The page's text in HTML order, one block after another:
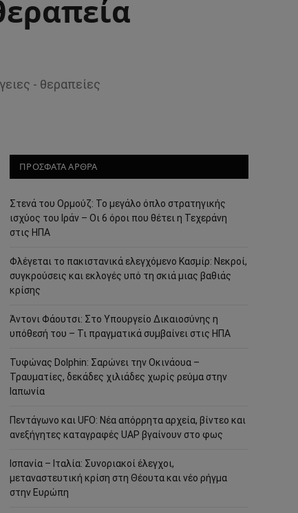
- θεραπείες
ΠΡΟΣΦΑΤΑ ΑΡΘΡΑ
Στενά του Ορμούζ: Το μεγάλο όπλο στρατηγικής
ισχύος του Ιράν – Οι 6 όροι που θέτει η Τεχεράνη
στις ΗΠΑ
Φλέγεται το πακιστανικά ελεγχόμενο Κασμίρ: Νεκροί,
συγκρούσεις και εκλογές υπό τη σκιά μιας βαθιάς
κρίσης
Άντονι Φάουτσι: Στο Υπουργείο Δικαιοσύνης η
υπόθεσή του – Τι πραγματικά συμβαίνει στις ΗΠΑ
Τυφώνας Dolphin: Σαρώνει την Οκινάουα –
Τραυματίες, δεκάδες χιλιάδες χωρίς ρεύμα στην
Ιαπωνία
Πεντάγωνο και UFO: Νέα απόρρητα αρχεία, βίντεο και
ανεξήγητες καταγραφές UAP βγαίνουν στο φως
Ισπανία – Ιταλία: Συνοριακοί έλεγχοι,
μεταναστευτική κρίση στη Θέουτα και νέο ρήγμα
στην Ευρώπη